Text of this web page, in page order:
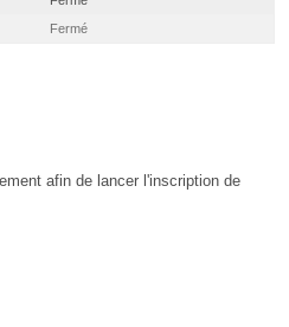
Fermé
afin de lancer l'inscription de